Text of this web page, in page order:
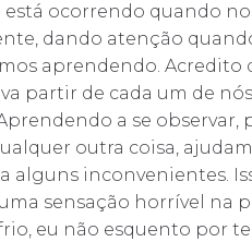
ocorrendo quando
dando atenção
aprendendo. Acredito
partir de cada um de
a se observar,
outra coisa,
alguns inconvenientes.
sensação horrível na
eu não esquento por